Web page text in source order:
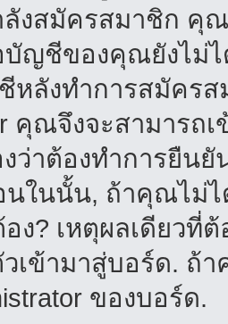
งสมัครสมาชิก คุ
บัญชีของคุณยังไม่
ลังทำการสมัครส
คุณจึงจะสามาร
ว่าต้องทำการยืน
ในนั้น, ถ้าคุณไม่
ง? เหตุผลเดียวที่
เข้ามาสู่บอร์ด. ถ้
ของบอร์ด.